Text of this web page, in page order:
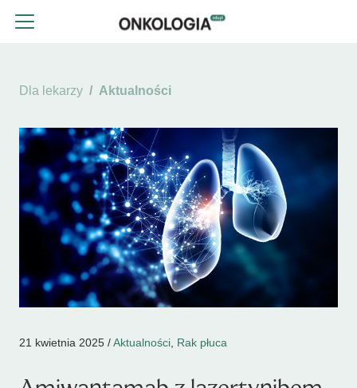
Dla lekarzy Aktualności
21 kwietnia 2025 /Aktualności Rak płuca